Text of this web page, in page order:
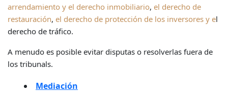
arrendamiento y el derecho inmobiliario, el derecho de
restauración, el derecho de protección de los inversores y el
derecho de tráfico.
A menudo es posible evitar disputas o resolverlas fuera de
los tribunals.
Mediación